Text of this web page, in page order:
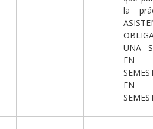
la
UNA